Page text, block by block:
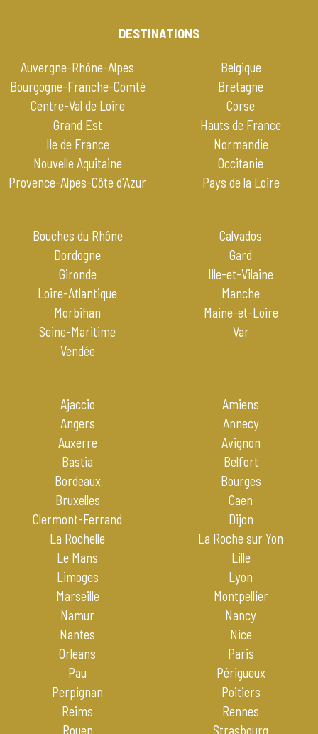
DESTINATIONS
Auvergne-Rhône-Alpes
Belgique
Bourgogne-Franche-Comté
Bretagne
Centre-Val de Loire
Corse
Grand Est
Hauts de France
Ile de France
Normandie
Nouvelle Aquitaine
Occitanie
Provence-Alpes-Côte d'Azur
Pays de la Loire
Bouches du Rhône
Calvados
Dordogne
Gard
Gironde
Ille-et-Vilaine
Loire-Atlantique
Manche
Morbihan
Maine-et-Loire
Seine-Maritime
Var
Vendée
Ajaccio
Amiens
Angers
Annecy
Auxerre
Avignon
Bastia
Belfort
Bordeaux
Bourges
Bruxelles
Caen
Clermont-Ferrand
Dijon
La Rochelle
La Roche sur Yon
Le Mans
Lille
Limoges
Lyon
Marseille
Montpellier
Namur
Nancy
Nantes
Nice
Orleans
Paris
Pau
Périgueux
Perpignan
Poitiers
Reims
Rennes
Rouen
Strasbourg